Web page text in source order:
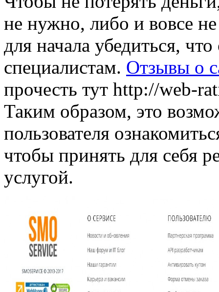
не нужно, либо и вовсе
для начала убедиться,
специалистам. Отзывы о
прочесть тут http://web-
Таким образом, это
пользователя
чтобы принять для себя
услугой.